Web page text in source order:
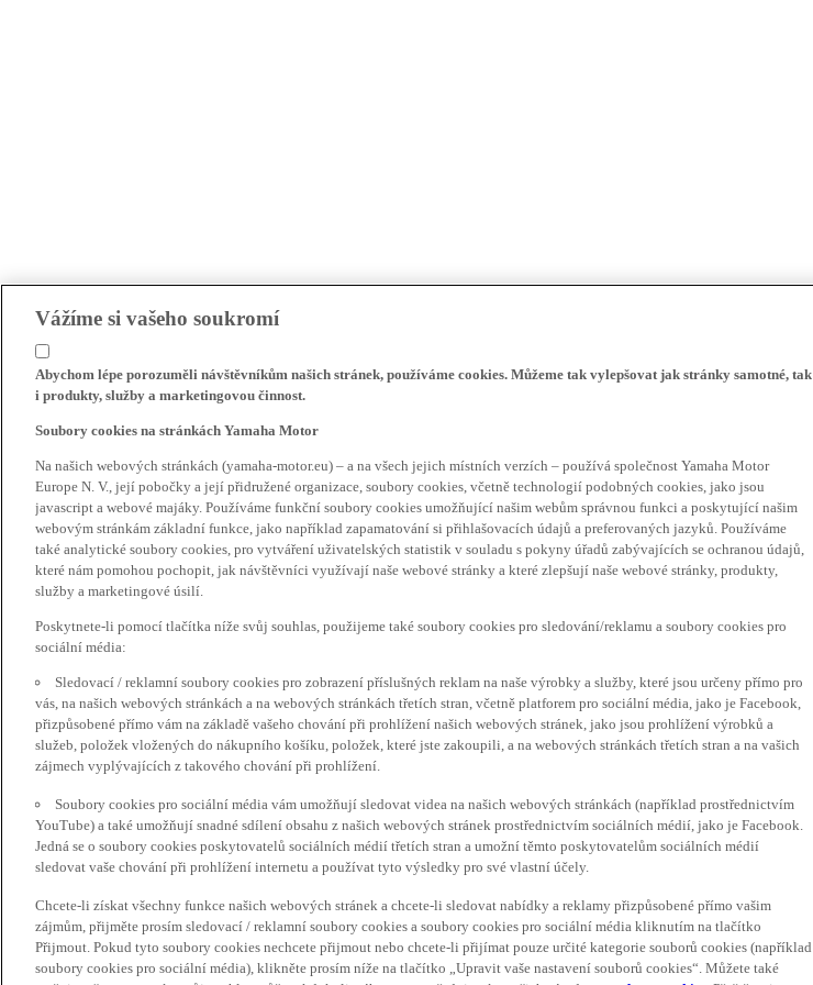
Vážíme si vašeho soukromí
Abychom lépe porozuměli návštěvníkům našich stránek, používáme cookies. Můžeme tak vylepšovat jak stránky samotné, tak
i produkty, služby a marketingovou činnost.
Soubory cookies na stránkách Yamaha Motor
Na našich webových stránkách (yamaha-motor.eu) – a na všech jejich místních verzích – používá společnost Yamaha Motor
Europe N. V., její pobočky a její přidružené organizace, soubory cookies, včetně technologií podobných cookies, jako jsou
javascript a webové majáky. Používáme funkční soubory cookies umožňující našim webům správnou funkci a poskytující našim
webovým stránkám základní funkce, jako například zapamatování si přihlašovacích údajů a preferovaných jazyků. Používáme
také analytické soubory cookies, pro vytváření uživatelských statistik v souladu s pokyny úřadů zabývajících se ochranou údajů,
které nám pomohou pochopit, jak návštěvníci využívají naše webové stránky a které zlepšují naše webové stránky, produkty,
služby a marketingové úsilí.
Poskytnete-li pomocí tlačítka níže svůj souhlas, použijeme také soubory cookies pro sledování/reklamu a soubory cookies pro
sociální média:
Sledovací / reklamní soubory cookies pro zobrazení příslušných reklam na naše výrobky a služby, které jsou určeny přímo pro
vás, na našich webových stránkách a na webových stránkách třetích stran, včetně platforem pro sociální média, jako je Facebook,
přizpůsobené přímo vám na základě vašeho chování při prohlížení našich webových stránek, jako jsou prohlížení výrobků a
služeb, položek vložených do nákupního košíku, položek, které jste zakoupili, a na webových stránkách třetích stran a na vašich
zájmech vyplývajících z takového chování při prohlížení.
Soubory cookies pro sociální média vám umožňují sledovat videa na našich webových stránkách (například prostřednictvím
YouTube) a také umožňují snadné sdílení obsahu z našich webových stránek prostřednictvím sociálních médií, jako je Facebook.
Jedná se o soubory cookies poskytovatelů sociálních médií třetích stran a umožní těmto poskytovatelům sociálních médií
sledovat vaše chování při prohlížení internetu a používat tyto výsledky pro své vlastní účely.
Chcete-li získat všechny funkce našich webových stránek a chcete-li sledovat nabídky a reklamy přizpůsobené přímo vašim
zájmům, přijměte prosím sledovací / reklamní soubory cookies a soubory cookies pro sociální média kliknutím na tlačítko
Přijmout. Pokud tyto soubory cookies nechcete přijmout nebo chcete-li přijímat pouze určité kategorie souborů cookies (například
soubory cookies pro sociální média), klikněte prosím níže na tlačítko „Upravit vaše nastavení souborů cookies“. Můžete také